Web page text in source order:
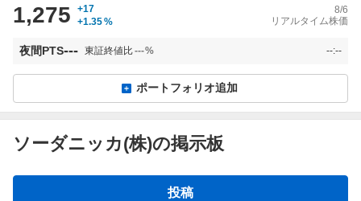
1,275
+17
+1.35%
8/6
リアルタイム株価
夜間PTS--- 東証終値比---% --:--
ポートフォリオ追加
ソーダニッカ(株)の掲示板
投稿